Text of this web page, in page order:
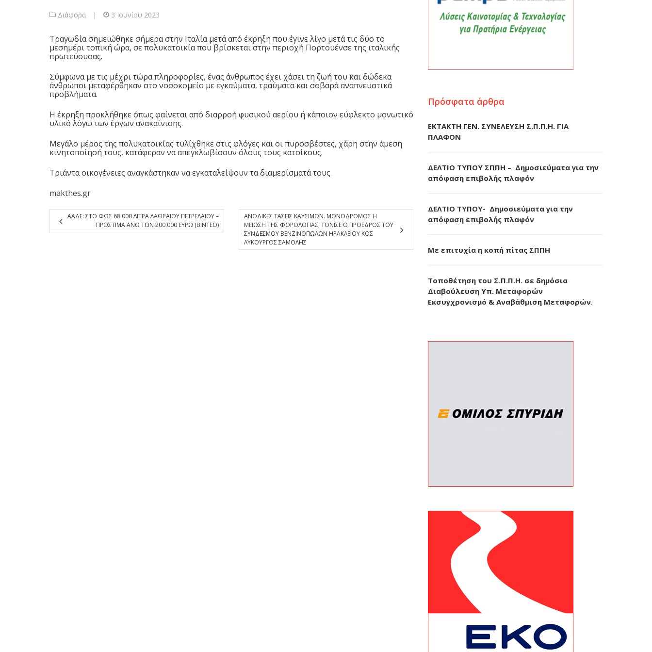
Διάφορα | 3 Ιουνίου 2023
Τραγωδία σημειώθηκε σήμερα στην Ιταλία μετά από έκρηξη που έγινε λίγο μετά τις δύο το
μεσημέρι τοπική ώρα, σε πολυκατοικία που βρίσκεται στην περιοχή Πορτουένσε της ιταλικής
πρωτεύουσας.
Σύμφωνα με τις μέχρι τώρα πληροφορίες, ένας άνθρωπος έχει χάσει τη ζωή του και δώδεκα
άνθρωποι μεταφέρθηκαν στο νοσοκομείο με εγκαύματα, τραύματα και σοβαρά αναπνευστικά
προβλήματα.
Η έκρηξη προκλήθηκε όπως φαίνεται από διαρροή φυσικού αερίου ή κάποιον εύφλεκτο μονωτικό
υλικό λόγω των έργων ανακαίνισης.
Μεγάλο μέρος της πολυκατοικίας τυλίχθηκε στις φλόγες και οι πυροσβέστες, χάρη στην άμεση
κινητοποίησή τους, κατάφεραν να απεγκλωβίσουν όλους τους κατοίκους.
Τριάντα οικογένειες αναγκάστηκαν να εγκαταλείψουν τα διαμερίσματά τους.
makthes.gr
ΑΑΔΕ: ΣΤΟ ΦΩΣ 68.000 ΛΙΤΡΑ ΛΑΘΡΑΙΟΥ ΠΕΤΡΕΛΑΙΟΥ –
ΠΡΟΣΤΙΜΑ ΑΝΩ ΤΩΝ 200.000 ΕΥΡΩ (ΒΙΝΤΕΟ)
ΑΝΟΔΙΚΕΣ ΤΑΣΕΙΣ ΚΑΥΣΙΜΩΝ. ΜΟΝΟΔΡΟΜΟΣ Η
ΜΕΙΩΣΗ ΤΗΣ ΦΟΡΟΛΟΓΙΑΣ, ΤΟΝΙΣΕ Ο ΠΡΟΕΔΡΟΣ ΤΟΥ
ΣΥΝΔΕΣΜΟΥ ΒΕΝΖΙΝΟΠΩΛΩΝ ΗΡΑΚΛΕΙΟΥ ΚΟΣ
ΛΥΚΟΥΡΓΟΣ ΣΑΜΟΛΗΣ
Πρόσφατα άρθρα
ΕΚΤΑΚΤΗ ΓΕΝ. ΣΥΝΕΛΕΥΣΗ Σ.Π.Π.Η. ΓΙΑ
ΠΛΑΦΟΝ
ΔΕΛΤΙΟ ΤΥΠΟΥ ΣΠΠΗ – Δημοσιεύματα για την
απόφαση επιβολής πλαφόν
ΔΕΛΤΙΟ ΤΥΠΟΥ- Δημοσιεύματα για την
απόφαση επιβολής πλαφόν
Με επιτυχία η κοπή πίτας ΣΠΠΗ
Τοποθέτηση του Σ.Π.Π.Η. σε δημόσια
Διαβούλευση Υπ. Μεταφορών
Εκσυγχρονισμό & Αναβάθμιση Μεταφορών.